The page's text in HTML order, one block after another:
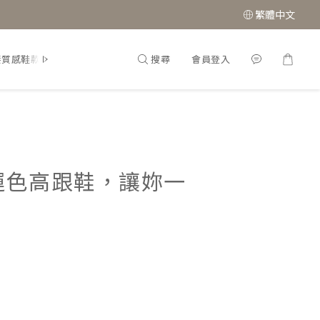
繁體中文
感鞋款 搜尋 會員登入
高跟鞋，讓妳一